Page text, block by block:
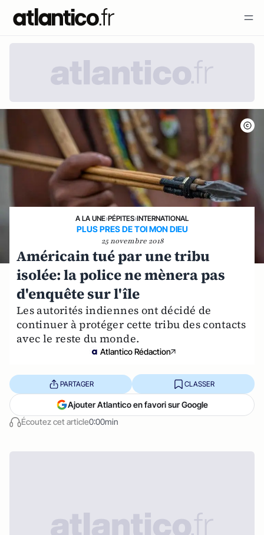
A LA UNE›PÉPITES›INTERNATIONAL
PLUS PRES DE TOI MON DIEU
25 novembre 2018
Américain tué par une tribu
isolée: la police ne mènera pas
d'enquête sur l'île
Les autorités indiennes ont décidé de
continuer à protéger cette tribu des contacts
avec le reste du monde.
Atlantico Rédaction
Écoutez cet article0:00min
PARTAGER CLASSER
Ajouter Atlantico en favori sur Google